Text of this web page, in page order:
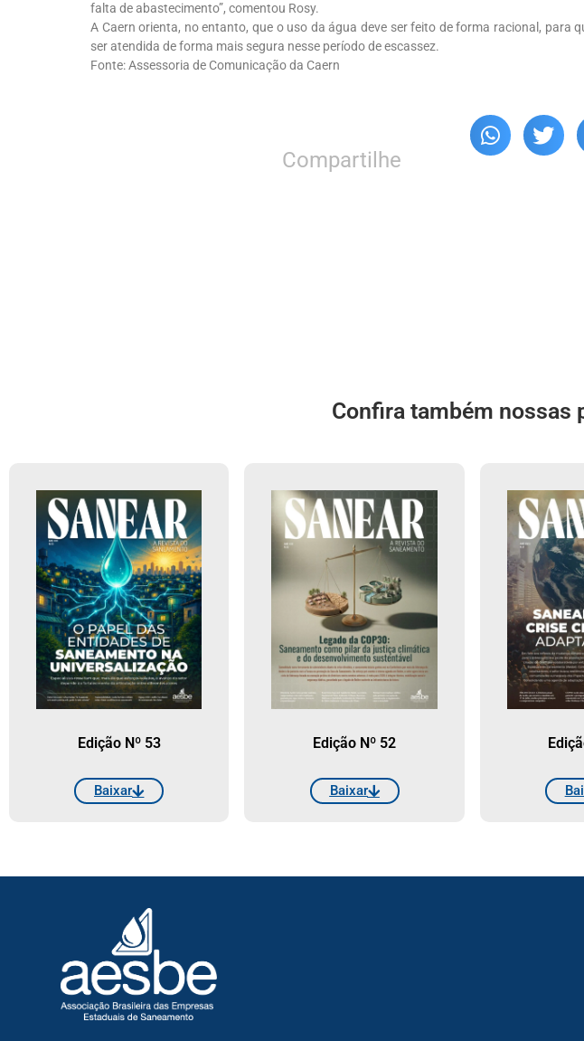
falta de abastecimento”, comentou Rosy.
A Caern orienta, no entanto, que o uso da água deve ser feito de forma racional, para
ser atendida de forma mais segura nesse período de escassez.
Fonte: Assessoria de Comunicação da Caern
Compartilhe
Confira também nossas
Edição Nº 53
Baixar
Edição Nº 52
Baixar